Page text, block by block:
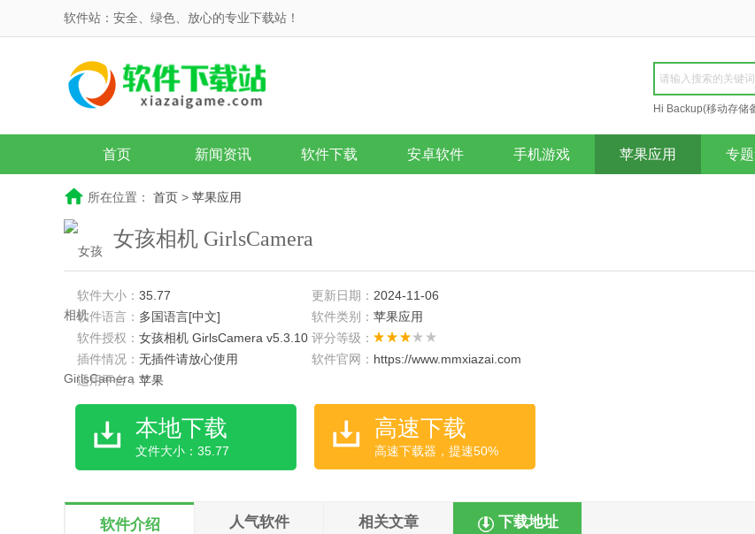
软件站：安全、绿色、放心的专业下载站！
Hi Backup(移动存储
Repair
首页 新闻资讯 软件下载 安卓软件 手机游戏 苹果应用 专
所在位置： 首页 > 苹果应用
女孩相机 GirlsCamera
软件大小： 35.77 更新日期： 2024-11-06
软件语言： 多国语言[中文] 软件类别： 苹果应用
软件授权： 女孩相机 GirlsCamera v5.3.10 评分等级：
插件情况： 无插件请放心使用 软件官网： https://www.mmxiazai.com
适用平台： 苹果
本地下载
文件大小：35.77
高速下载
高速下载器，提速50%
软件介绍 人气软件 相关文章 下载地址